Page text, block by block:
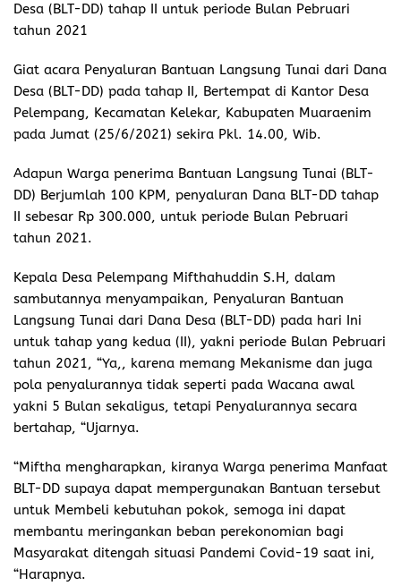
Desa (BLT-DD) tahap II untuk periode Bulan Pebruari
tahun 2021
Giat acara Penyaluran Bantuan Langsung Tunai dari Dana
Desa (BLT-DD) pada tahap II, Bertempat di Kantor Desa
Pelempang, Kecamatan Kelekar, Kabupaten Muaraenim
pada Jumat (25/6/2021) sekira Pkl. 14.00, Wib.
Adapun Warga penerima Bantuan Langsung Tunai (BLT-
DD) Berjumlah 100 KPM, penyaluran Dana BLT-DD tahap
II sebesar Rp 300.000, untuk periode Bulan Pebruari
tahun 2021.
Kepala Desa Pelempang Mifthahuddin S.H, dalam
sambutannya menyampaikan, Penyaluran Bantuan
Langsung Tunai dari Dana Desa (BLT-DD) pada hari Ini
untuk tahap yang kedua (II), yakni periode Bulan Pebruari
tahun 2021, “Ya,, karena memang Mekanisme dan juga
pola penyalurannya tidak seperti pada Wacana awal
yakni 5 Bulan sekaligus, tetapi Penyalurannya secara
bertahap, “Ujarnya.
“Miftha mengharapkan, kiranya Warga penerima Manfaat
BLT-DD supaya dapat mempergunakan Bantuan tersebut
untuk Membeli kebutuhan pokok, semoga ini dapat
membantu meringankan beban perekonomian bagi
Masyarakat ditengah situasi Pandemi Covid-19 saat ini,
“Harapnya.